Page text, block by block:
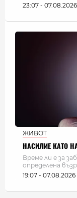
23:07 - 07.08.2026
ЖИВОТ
НАСИЛИЕ КАТО
Време ли е за
определена
19:07 - 07.08.2026